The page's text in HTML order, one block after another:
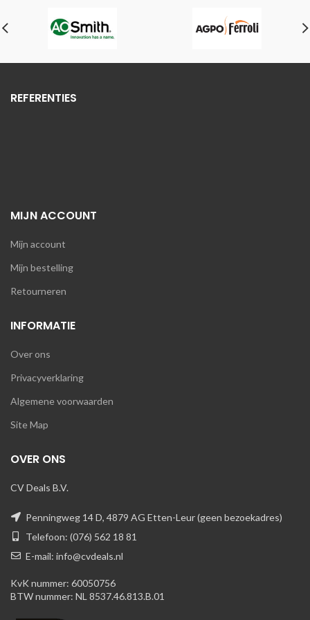
REFERENTIES
MIJN ACCOUNT
Mijn account
Mijn bestelling
Retourneren
INFORMATIE
Over ons
Privacyverklaring
Algemene voorwaarden
Site Map
OVER ONS
CV Deals B.V.
Penningweg 14 D, 4879 AG Etten-Leur (geen bezoekadres)
Telefoon: (076) 562 18 81
E-mail: info@cvdeals.nl
KvK nummer: 60050756
BTW nummer: NL 8537.46.813.B.01